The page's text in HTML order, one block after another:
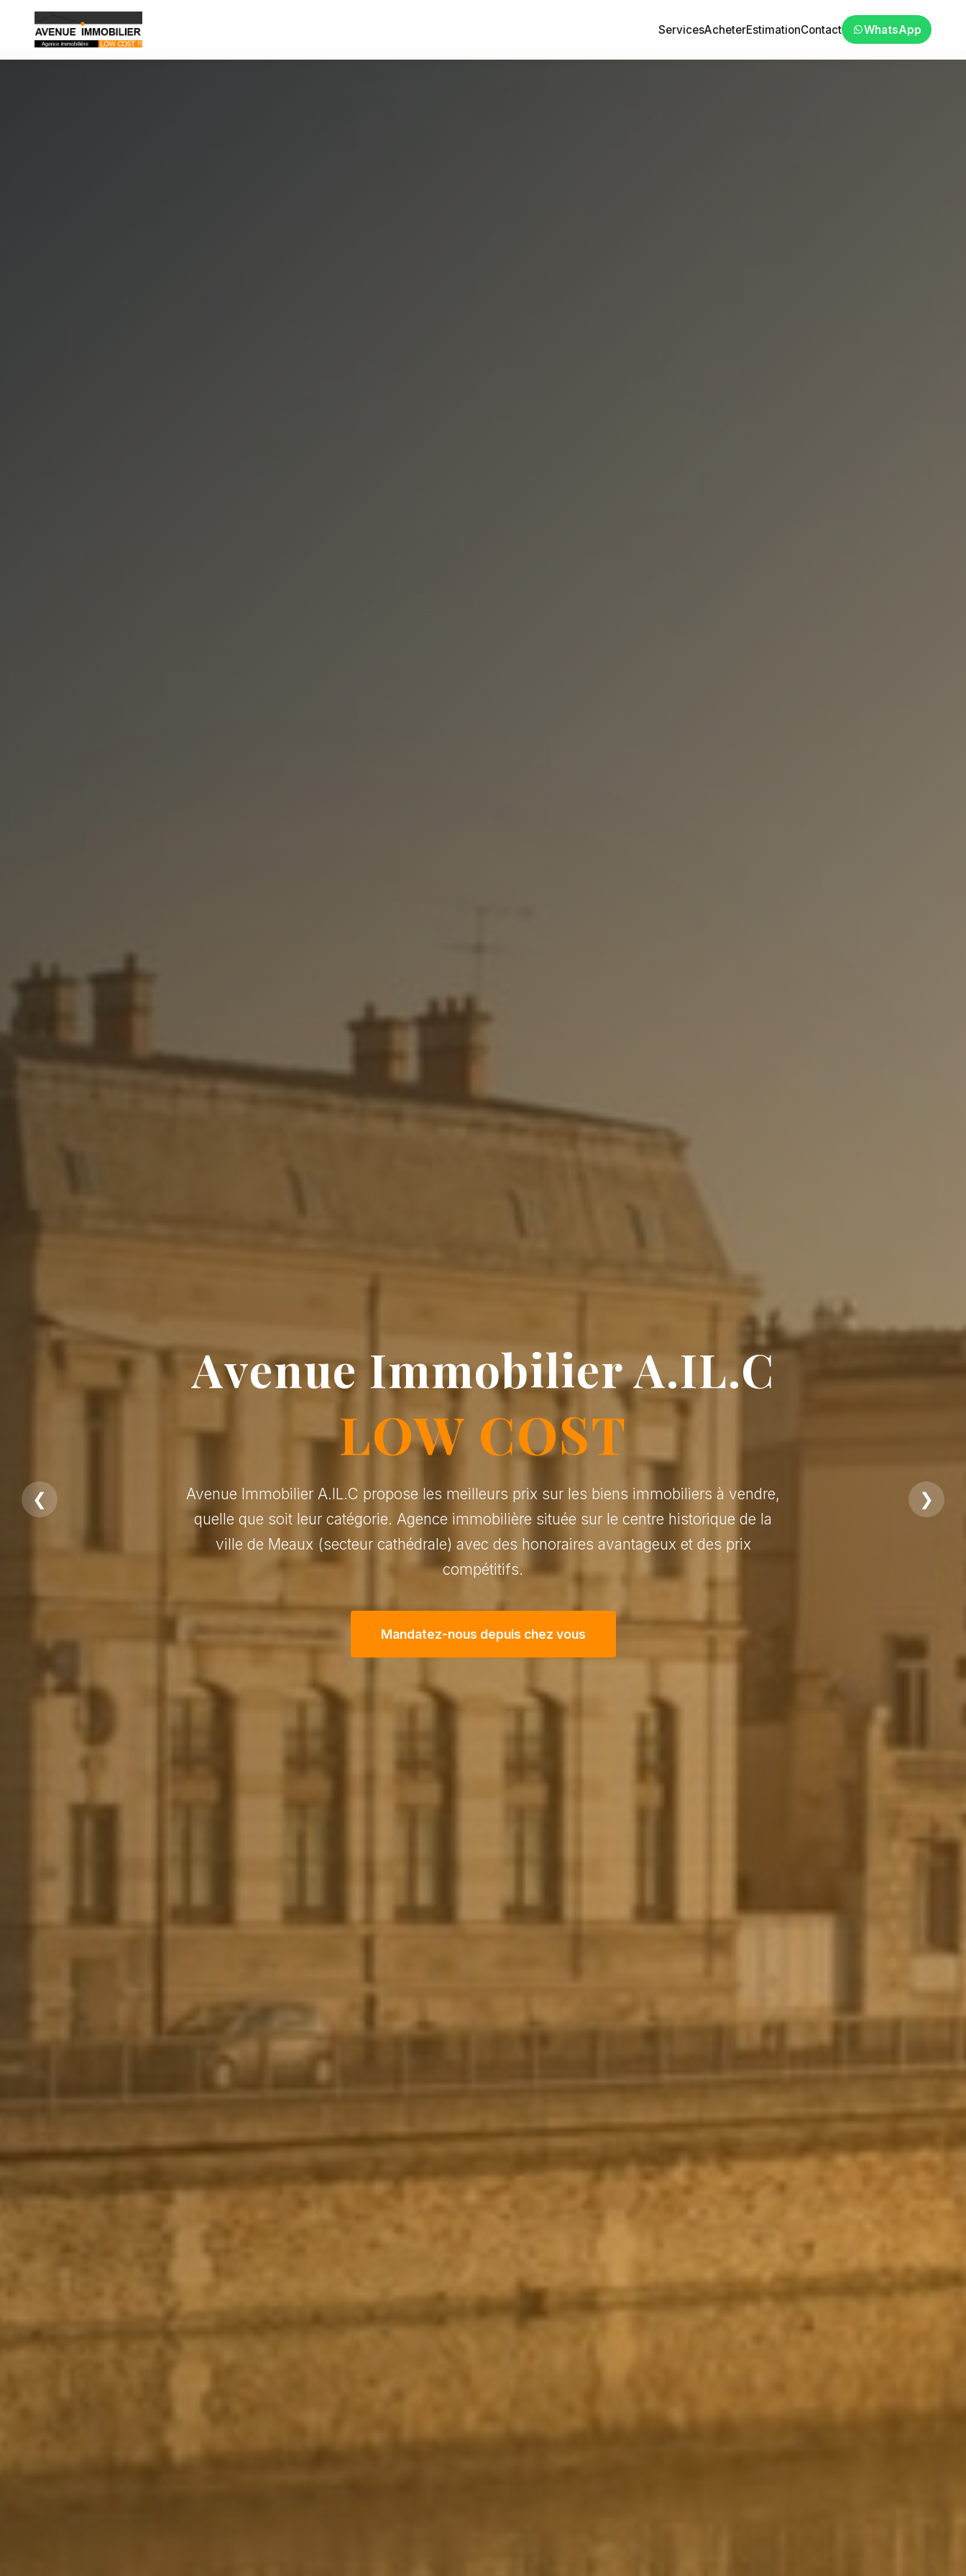
ServicesAcheterEstimationContact WhatsApp
❮ ❯
Avenue Immobilier A.IL.C
LOW COST
Avenue Immobilier A.IL.C propose les meilleurs prix sur les biens immobiliers à vendre,
quelle que soit leur catégorie. Agence immobilière située sur le centre historique de la
ville de Meaux (secteur cathédrale) avec des honoraires avantageux et des prix
compétitifs.
Mandatez-nous depuis chez vous